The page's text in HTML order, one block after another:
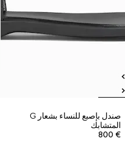
صندل بإصبع للنساء بشعار G
المتشابك
€ 800